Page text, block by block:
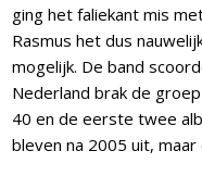
ging het faliekant mis
Rasmus het dus
mogelijk. De band
Nederland brak de
40 en de eerste twee
bleven na 2005 uit,